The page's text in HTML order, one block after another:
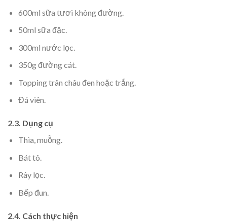
600ml sữa tươi không đường.
50ml sữa đặc.
300ml nước lọc.
350g đường cát.
Topping trân châu đen hoặc trắng.
Đá viên.
2.3. Dụng cụ
Thìa, muỗng.
Bát tô.
Rây lọc.
Bếp đun.
2.4. Cách thực hiện